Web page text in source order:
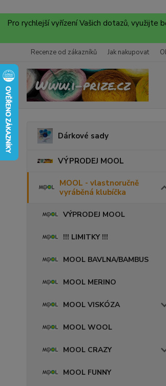
Pro rychlejší vyřízení Vašich dotazů, využijte
Recenze od zákazníků Jak nakupovat
Dárkové sady
VÝPRODEJ MOOL
MOOL - vlastnoručně
vyráběná klubíčka
VÝPRODEJ MOOL
!!! LIMITKY !!!
MOOL BAVLNA/BAMBUS
MOOL MERINO
MOOL VISKÓZA
MOOL WOOL
MOOL CRAZY
MOOL FUNNY